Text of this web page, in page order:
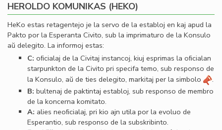
HEROLDO KOMUNIKAS (HEKO)
HeKo estas retagentejo je la servo de la establoj en kaj apud la
Pakto por la Esperanta Civito, sub la imprimaturo de la Konsulo
aŭ delegito. La informoj estas:
C: oﬁcialaj de la Civitaj instancoj, kiuj esprimas la oﬁcialan
starpunkton de la Civito pri specifa temo, sub responso de
la Konsulo, aŭ de ties delegito, markitaj per la simbolo
.
B: bultenaj de paktintaj establoj, sub responso de membro
de la koncerna komitato.
A: alies neoﬁcialaj, pri kio ajn utila por la evoluo de
Esperantio, sub responso de la subskribinto.